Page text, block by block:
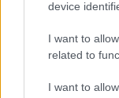
device
I want to
related to
I want to
ETO